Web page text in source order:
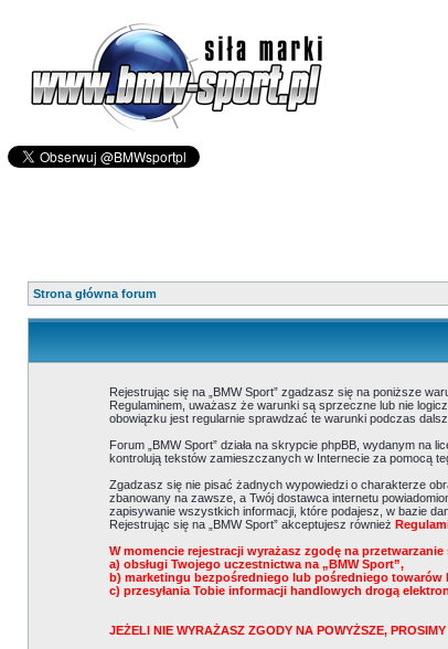
Strona główna forum
Rejestrując się na „BMW Sport” zgadzasz się na poniższe
Regulaminem, uważasz że warunki są sprzeczne lub nie
obowiązku jest regularnie sprawdzać te warunki podczas
Forum „BMW Sport” działa na skrypcie phpBB, wydanym na
kontrolują tekstów zamieszczanych w Internecie za pomocą
Zgadzasz się nie pisać żadnych wypowiedzi o charakterze
zbanowany na zawsze, a Twój dostawca internetu
zapisywanie wszystkich informacji, które podajesz, w bazie
Rejestrując się na „BMW Sport” akceptujesz również
W momencie rejestracji wyrażasz zgodę na
a) obsługi Twojego uczestnictwa na „BMW Sport”,
b) marketingu bezpośredniego lub pośredniego towarów
c) przesyłania Tobie informacji handlowych drogą
JEŻELI NIE WYRAŻASZ ZGODY NA POWYŻSZE,